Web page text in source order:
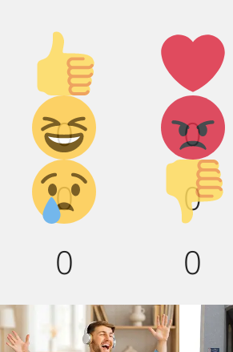
Палец
вверх!
0
Лайк!
0
Дикий
смех!
0
Агрессия!
0
Грусть :(
0
Палец
вниз!
0